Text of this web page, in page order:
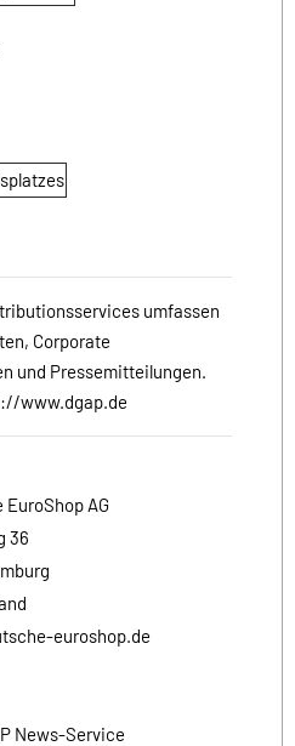
umfassen
Corporate
und Pressemitteilungen.
www.dgap.de
EuroShop AG
36
euroshop.de
News-Service